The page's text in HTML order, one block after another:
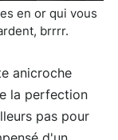
en or qui vous
brrrr.
anicroche
la perfection
pas pour